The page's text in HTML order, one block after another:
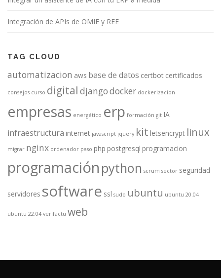
Integración de APIs de OMIE y REE
TAG CLOUD
automatizacion aws base de datos certbot certificados
consejos curso digital djangodocker dockerizacion
empresas energético erp formación git IA
infraestructura internet javascript jquery kit letsencrypt linux
migrar nginx ordenador paso php postgresql programacion
programación python scrum sector seguridad
servidores software ssl sudo ubuntu ubuntu 20.04
ubuntu 22.04 verifactu web